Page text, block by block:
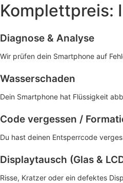
Komplettpreis:
Diagnose & Analyse
Wir prüfen dein Smartphone auf
Wasserschaden
Dein Smartphone hat Flüssigkeit
Code vergessen /
Du hast deinen Entsperrcode
Displaytausch (Glas &
Risse, Kratzer oder ein defektes